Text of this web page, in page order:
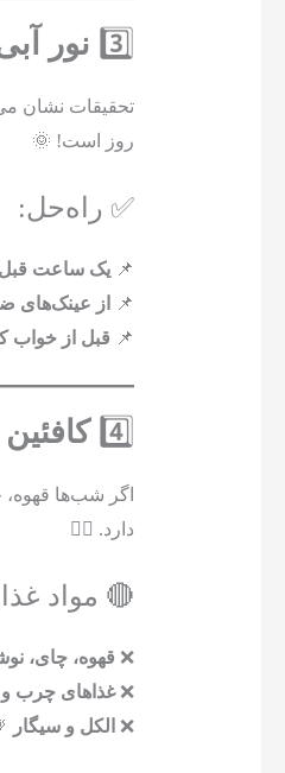
3️⃣ نور
تحقیقات نشان
روز است! 🌞
✅ راه‌حل:
📌 یک ساعت قبل
📌
از عینک‌های
📌 قبل از خواب
4️⃣
اگر شب‌ها قهوه،
دارد. 😵‍💫
🔴 مواد
❌ قهوه، چای،
❌غذاهای چرب
❌ الکل و سیگار